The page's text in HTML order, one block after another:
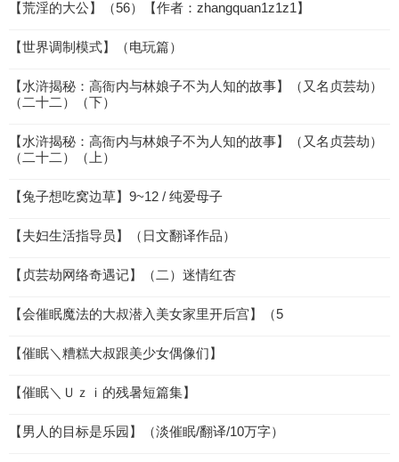
【荒淫的大公】（56）【作者：zhangquan1z1z1】
【世界调制模式】（电玩篇）
【水浒揭秘：高衙内与林娘子不为人知的故事】（又名贞芸劫）
（二十二）（下）
【水浒揭秘：高衙内与林娘子不为人知的故事】（又名贞芸劫）
（二十二）（上）
【兔子想吃窝边草】9~12 / 纯爱母子
【夫妇生活指导员】（日文翻译作品）
【贞芸劫网络奇遇记】（二）迷情红杏
【会催眠魔法的大叔潜入美女家里开后宫】（5
【催眠＼糟糕大叔跟美少女偶像们】
【催眠＼Ｕｚｉ的残暑短篇集】
【男人的目标是乐园】（淡催眠/翻译/10万字）